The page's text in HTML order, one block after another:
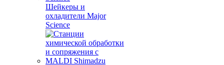
Шейкеры и
охладители Major
Science